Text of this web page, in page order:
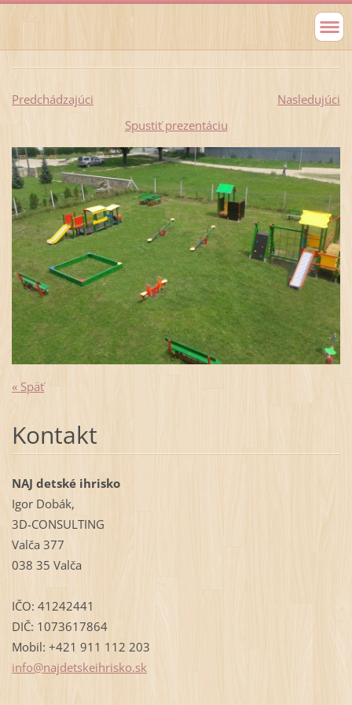
Predchádzajúci
Nasledujúci
Spustiť prezentáciu
« Späť
Kontakt
NAJ detské ihrisko
Igor Dobák,
3D-CONSULTING
Valča 377
038 35 Valča
IČO: 41242441
DIČ: 1073617864
Mobil: +421 911 112 203
info@najdetskeihrisko.sk